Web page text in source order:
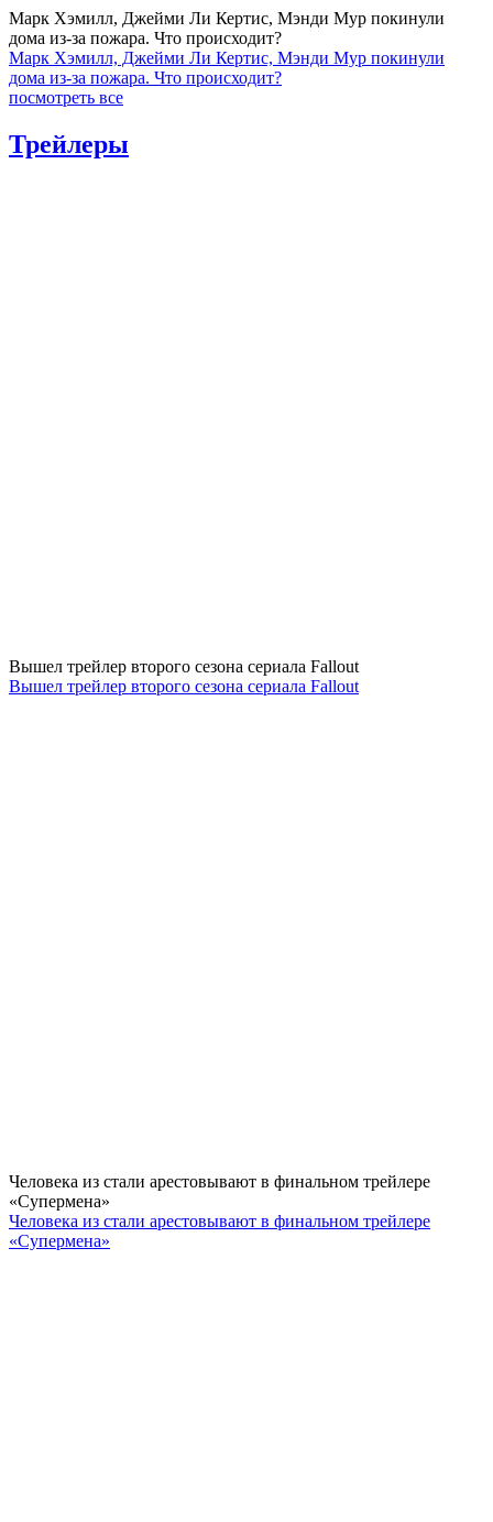
Марк Хэмилл, Джейми Ли Кертис, Мэнди Мур покинули
дома из-за пожара. Что происходит?
Марк Хэмилл, Джейми Ли Кертис, Мэнди Мур покинули
дома из-за пожара. Что происходит?
посмотреть все
Трейлеры
Вышел трейлер второго сезона сериала Fallout
Вышел трейлер второго сезона сериала Fallout
Человека из стали арестовывают в финальном трейлере
«Супермена»
Человека из стали арестовывают в финальном трейлере
«Супермена»